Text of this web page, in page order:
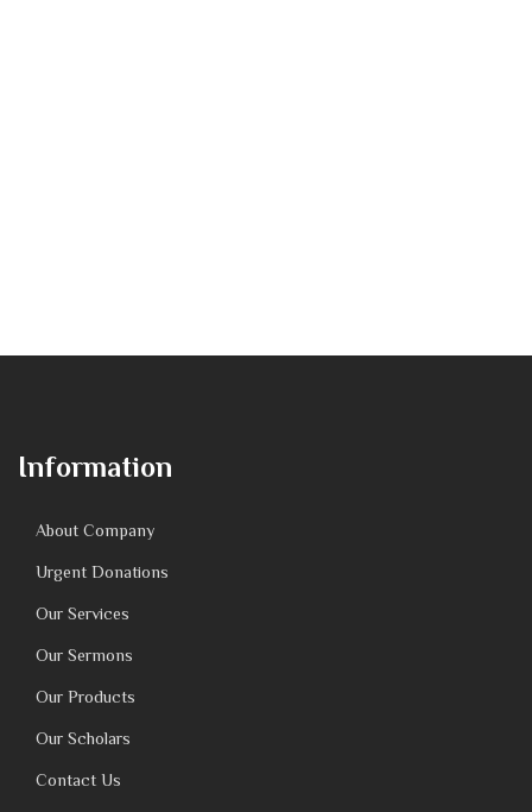
Information
About Company
Urgent Donations
Our Services
Our Sermons
Our Products
Our Scholars
Contact Us